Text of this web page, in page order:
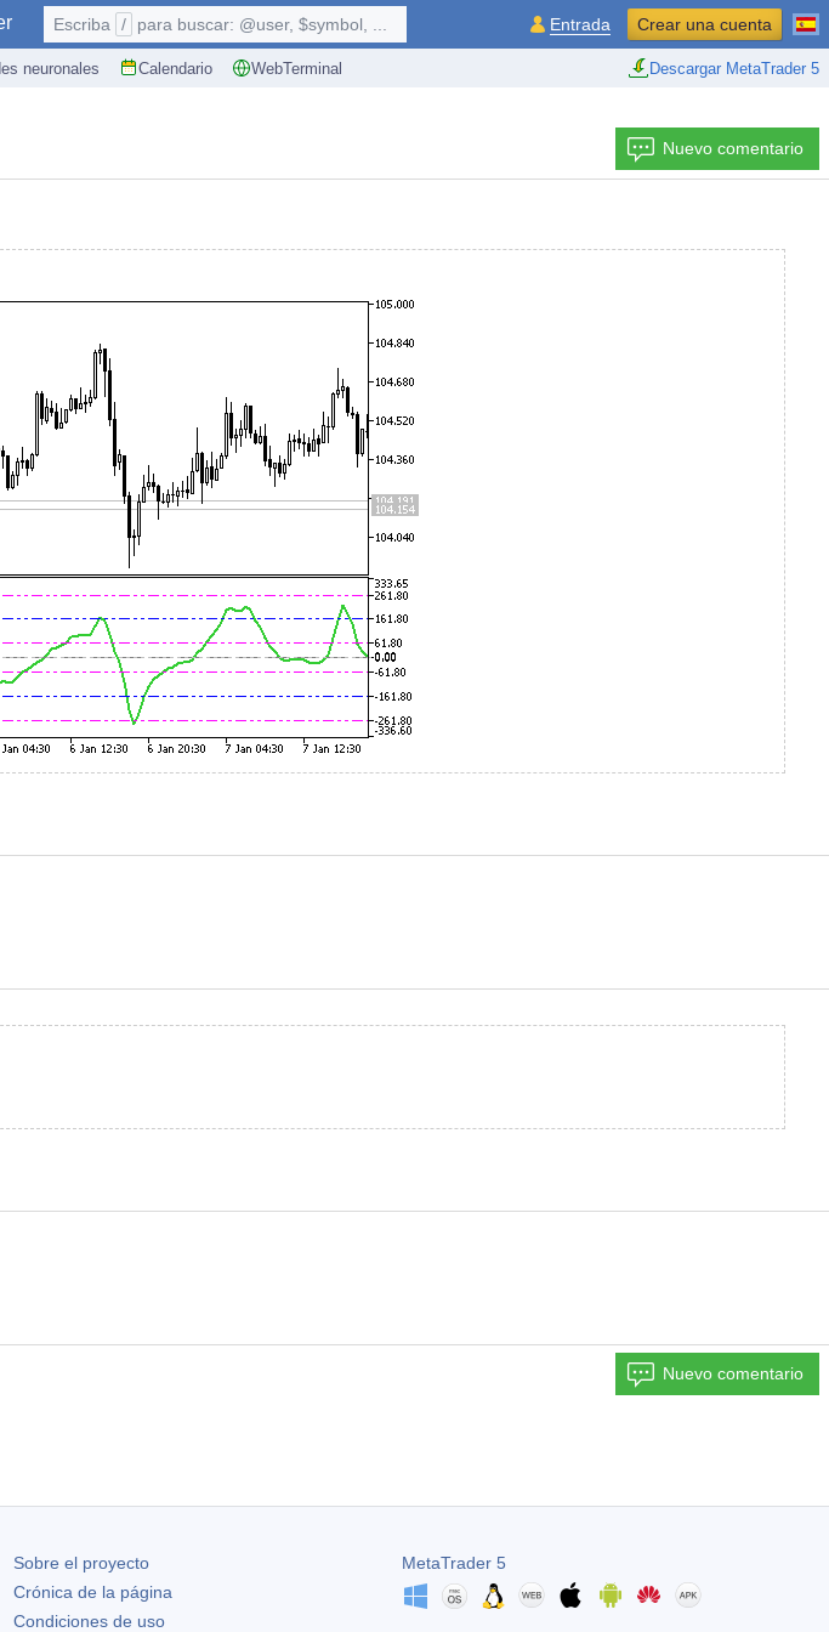
neuronales Calendario WebTerminal Descargar MetaTrader 5
Escriba / para buscar: @user, $symbol, ... Entrada Crear una cuenta
Nuevo comentario
Nuevo comentario
Sobre el proyecto
Crónica de la página
Condiciones de uso
MetaTrader 5